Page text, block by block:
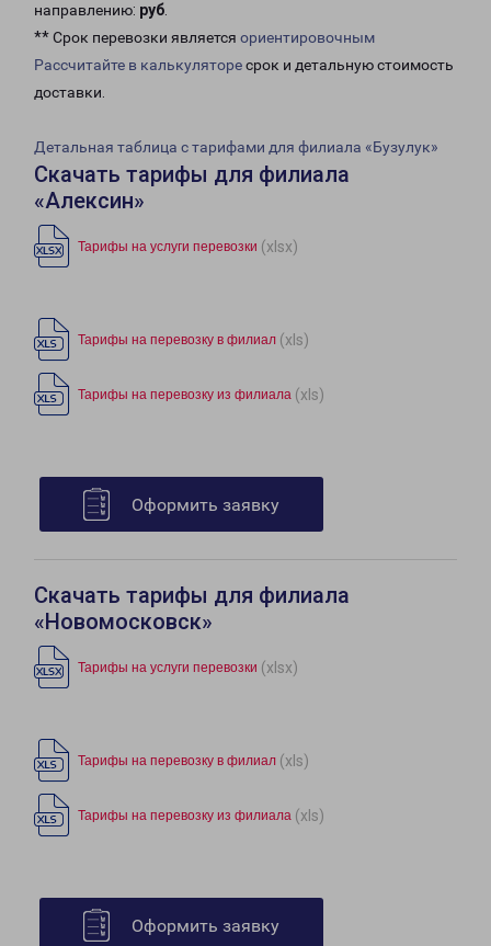
направлению: руб.
** Срок перевозки является ориентировочным
Рассчитайте в калькуляторесрок и детальную стоимость
доставки.
Детальная таблица с тарифами для филиала «Бузулук»
Скачать тарифы для филиала
«Алексин»
Тарифы на услуги перевозки (xlsx)
Тарифы на перевозку в филиал (xls)
Тарифы на перевозку из филиала (xls)
Оформить заявку
Скачать тарифы для филиала
«Новомосковск»
Тарифы на услуги перевозки (xlsx)
Тарифы на перевозку в филиал (xls)
Тарифы на перевозку из филиала (xls)
Оформить заявку